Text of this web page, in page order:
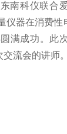
南科仪联合
仪器在消费
满成功。此
流会的讲师。